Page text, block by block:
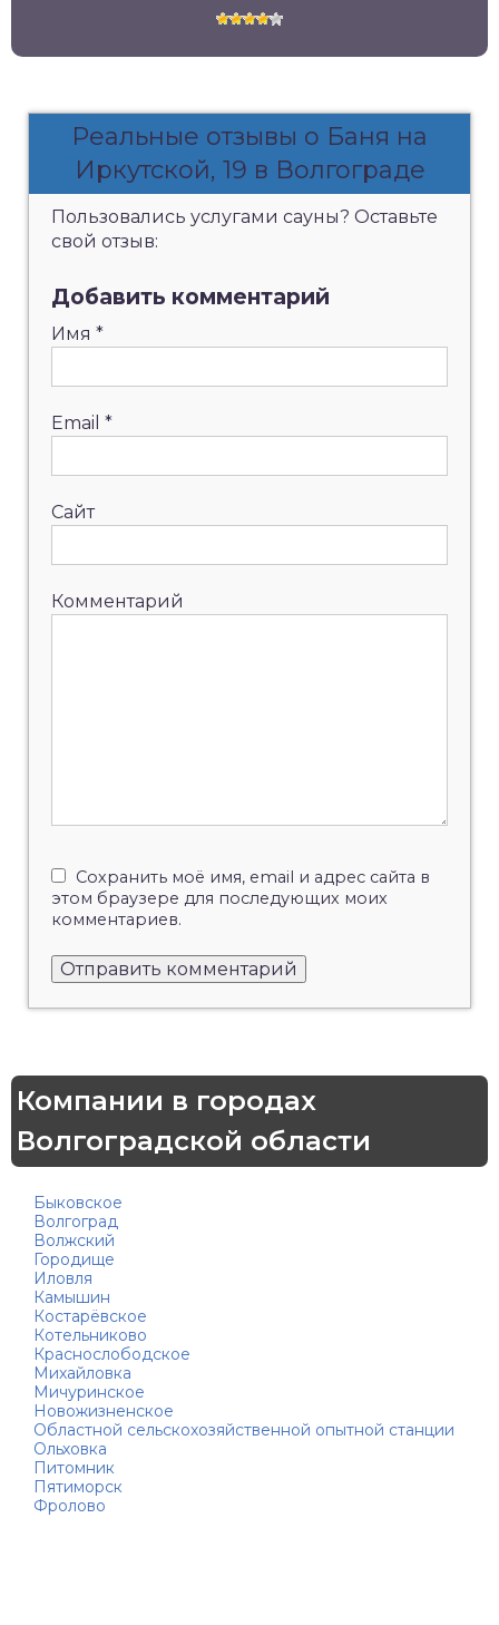
Реальные отзывы о Баня на
Иркутской, 19 в Волгограде
Пользовались услугами сауны? Оставьте
свой отзыв:
Добавить комментарий
Имя *
Email *
Сайт
Комментарий
Сохранить моё имя, email и адрес сайта в
этом браузере для последующих моих
комментариев.
Компании в городах
Волгоградской области
Быковское
Волгоград
Волжский
Городище
Иловля
Камышин
Костарёвское
Котельниково
Краснослободское
Михайловка
Мичуринское
Новожизненское
Областной сельскохозяйственной опытной станции
Ольховка
Питомник
Пятиморск
Фролово